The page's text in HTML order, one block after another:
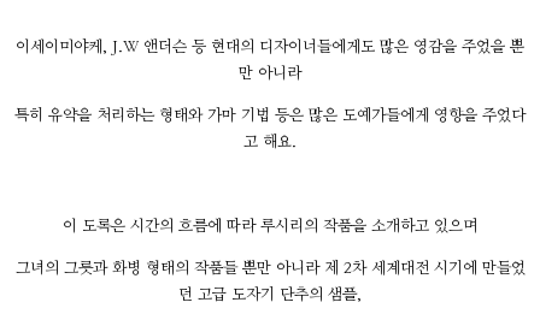
이세이미야케, J.W 앤더슨 등 현대의 디자이너들에게도 많은 영감을 주었을 뿐
만 아니라
특히 유약을 처리하는 형태와 가마 기법 등은 많은 도예가들에게 영향을 주었다
고 해요.
이 도록은 시간의 흐름에 따라 루시리의 작품을 소개하고 있으며
그녀의 그릇과 화병 형태의 작품들 뿐만 아니라 제 2차 세계대전 시기에 만들었
던 고급 도자기 단추의 샘플,